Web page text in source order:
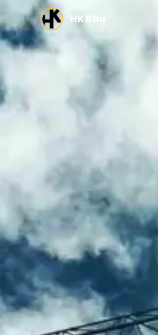
Zum Hauptinhalt springen
HK Bau